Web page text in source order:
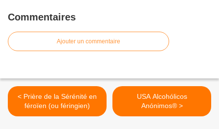
Commentaires
Ajouter un commentaire
< Prière de la Sérénité en
féroïen (ou féringien)
USA Alcohólicos
Anónimos® >